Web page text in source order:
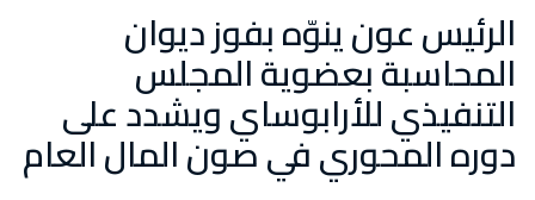
الرئيس عون ينوّه بفوز ديوان
المحاسبة بعضوية المجلس
التنفيذي للأرابوساي ويشدد على
دوره المحوري في صون المال العام